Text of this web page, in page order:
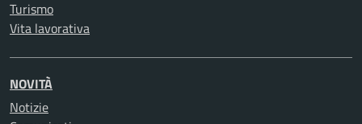
Turismo
Vita lavorativa
NOVITÀ
Notizie